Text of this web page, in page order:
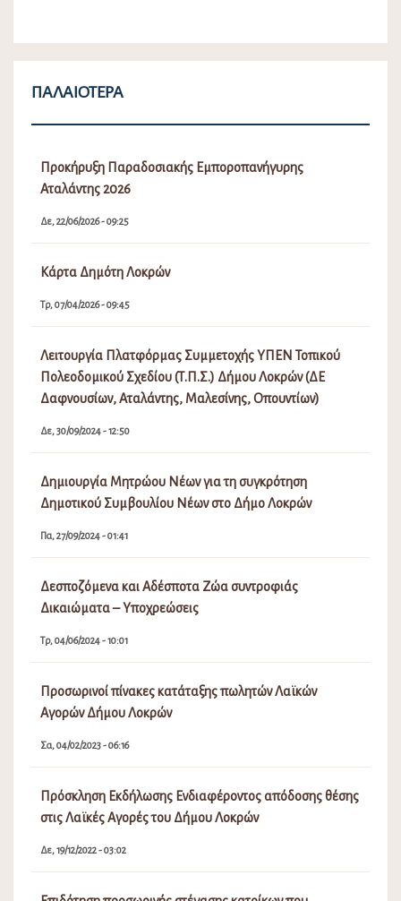
στις Λαϊκές Αγορές του Δήμου Λοκρών
Επιδότηση προσωρινής στέγασης κατοίκων που
επλήγησαν από τις πυρκαγιές Ιουλίου/Αυγούστου 2021
που εκδηλώθηκαν σε περιοχές της Ελληνικής
ηλεκτρονικούς-Αίτηση για την ηλεκτρονική παραλαβή
ειδοποιήσεων
15ης (Τακτικής) Συνεδρίασης 18031/24-7-2026
(Τακτικής) Συνεδρίασης 22627/24-7-2026
Πα, 07/08/2026 - 08:58
στην Αταλάντη του Δήμου Λοκρών